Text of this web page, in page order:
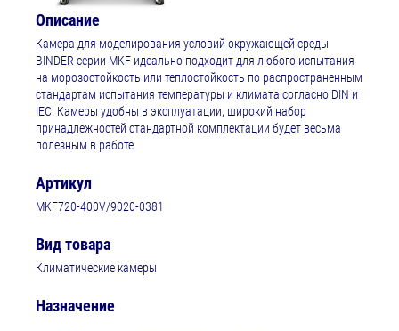
Описание
Камера для моделирования условий окружающей среды
BINDER серии MKF идеально подходит для любого испытания
на морозостойкость или теплостойкость по распространенным
стандартам испытания температуры и климата согласно DIN и
IEC. Камеры удобны в эксплуатации, широкий набор
принадлежностей стандартной комплектации будет весьма
полезным в работе.
Артикул
MKF720-400V/9020-0381
Вид товара
Климатические камеры
Назначение